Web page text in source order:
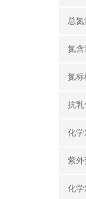
总氮
氮含
氮标
抗乳
化学
紫外
化学